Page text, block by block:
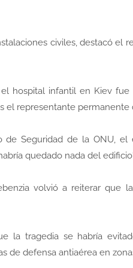
civiles, destacó el
hospital infantil en Kiev
el representante permanente
de Seguridad de la ONU,
quedado nada del
volvió a reiterar que
la tragedia se habría
de defensa antiaérea en